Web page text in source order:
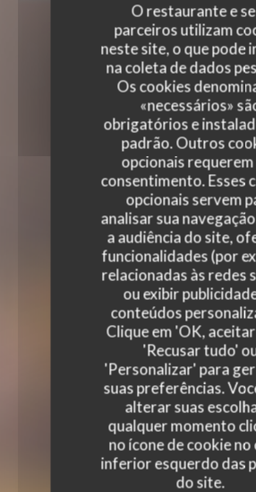
O restaurante e
parceiros utilizam
neste site, o que pode
na coleta de dados
Os cookies
«necessários»
obrigatórios e
padrão. Outros
opcionais requerem
consentimento. Esses
opcionais servem
analisar sua
a audiência do site,
funcionalidades (por
relacionadas às redes
ou exibir
conteúdos
Clique em 'OK,
'Recusar tudo'
'Personalizar' para
suas preferências.
alterar suas
qualquer momento
no ícone de cookie no
inferior esquerdo das
do site.